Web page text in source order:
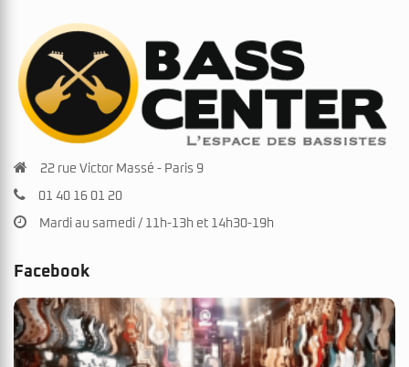
22 rue Victor Massé - Paris 9
01 40 16 01 20
Mardi au samedi / 11h-13h et 14h30-19h
Facebook